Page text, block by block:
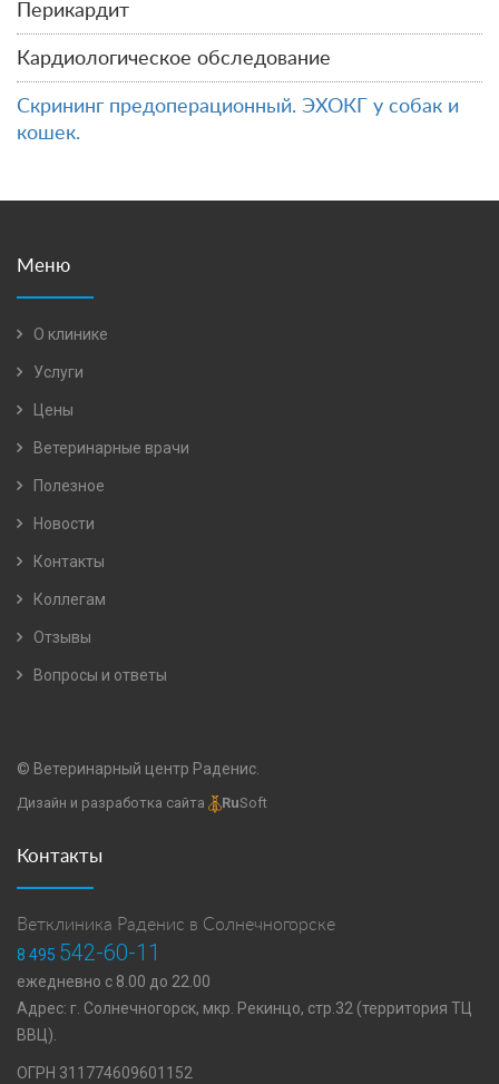
Перикардит
Кардиологическое обследование
Скрининг предоперационный. ЭХОКГ у собак и
кошек.
Меню
О клинике
Услуги
Цены
Ветеринарные врачи
Полезное
Новости
Контакты
Коллегам
Отзывы
Вопросы и ответы
© Ветеринарный центр Раденис.
Дизайн и разработка сайта RuSoft
Контакты
Ветклиника Раденис в Солнечногорске
8 495 542-60-11
ежедневно с 8.00 до 22.00
Адрес: г. Солнечногорск, мкр. Рекинцо, стр.32 (территория ТЦ
ВВЦ).
ОГРН 311774609601152